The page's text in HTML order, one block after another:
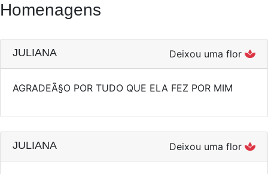
Homenagens
JULIANA Deixou uma flor
AGRADEÃ§O POR TUDO QUE ELA FEZ POR MIM
JULIANA Deixou uma flor